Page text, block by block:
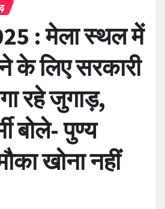
: मेला स्थल में
के लिए सरकारी
रहे जुगाड़,
बोले- पुण्य
खोना नहीं